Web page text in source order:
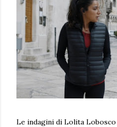
Le indagini di Lolita